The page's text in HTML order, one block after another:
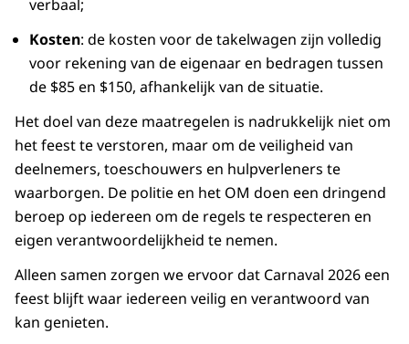
verbaal;
Kosten: de kosten voor de takelwagen zijn volledig
voor rekening van de eigenaar en bedragen tussen
de $85 en $150, afhankelijk van de situatie.
Het doel van deze maatregelen is nadrukkelijk niet om
het feest te verstoren, maar om de veiligheid van
deelnemers, toeschouwers en hulpverleners te
waarborgen. De politie en het OM doen een dringend
beroep op iedereen om de regels te respecteren en
eigen verantwoordelijkheid te nemen.
Alleen samen zorgen we ervoor dat Carnaval 2026 een
feest blijft waar iedereen veilig en verantwoord van
kan genieten.